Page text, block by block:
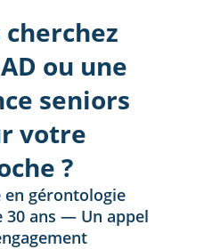
cherchez
ou une
seniors
votre
?
en gérontologie
30 ans — Un appel